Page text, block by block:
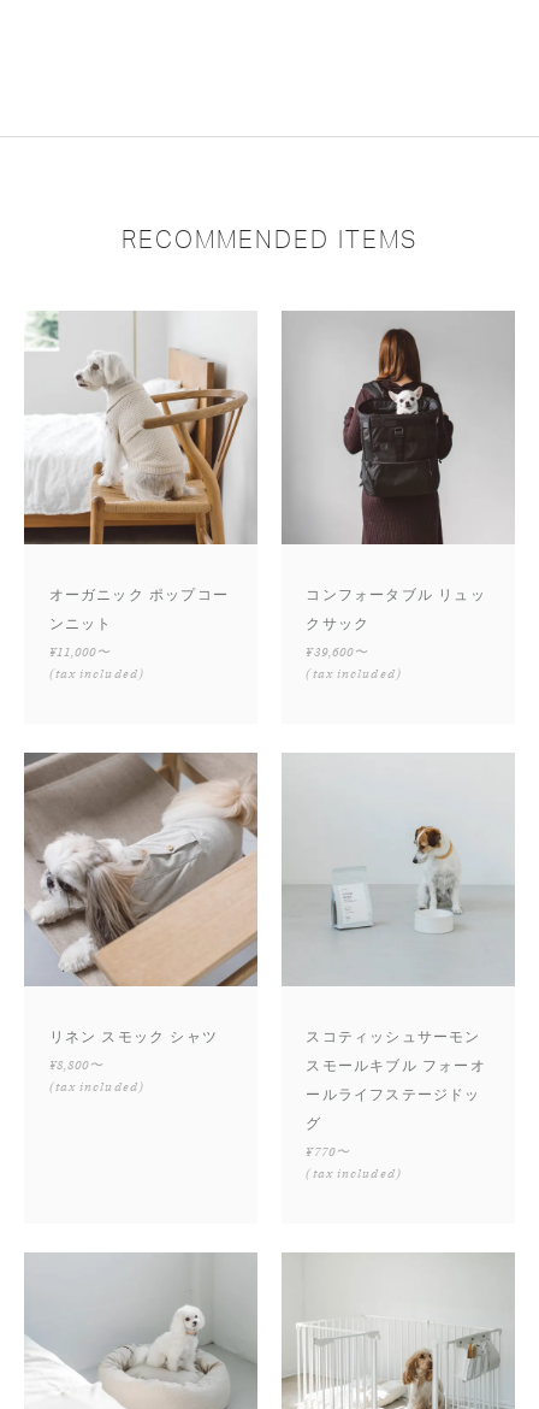
RECOMMENDED ITEMS
オーガニック ポップコー
ンニット
¥11,000〜
(tax included)
コンフォータブル リュッ
クサック
¥39,600〜
(tax included)
リネン スモック シャツ
¥8,800〜
(tax included)
スコティッシュサーモン
スモールキブル フォーオ
ールライフステージドッ
グ
¥770〜
(tax included)